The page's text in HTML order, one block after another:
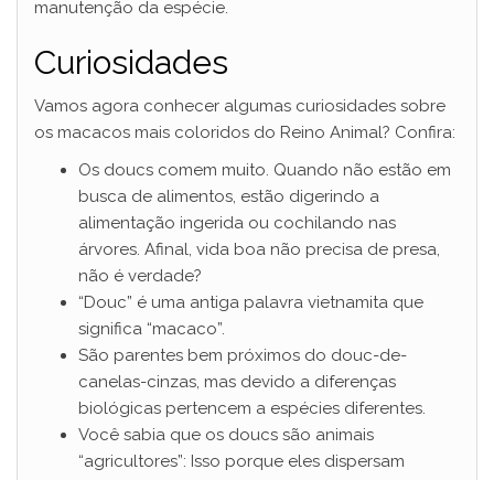
manutenção da espécie.
Curiosidades
Vamos agora conhecer algumas curiosidades sobre
os macacos mais coloridos do Reino Animal? Confira:
Os doucs comem muito. Quando não estão em
busca de alimentos, estão digerindo a
alimentação ingerida ou cochilando nas
árvores. Afinal, vida boa não precisa de presa,
não é verdade?
“Douc” é uma antiga palavra vietnamita que
significa “macaco”.
São parentes bem próximos do douc-de-
canelas-cinzas, mas devido a diferenças
biológicas pertencem a espécies diferentes.
Você sabia que os doucs são animais
“agricultores”: Isso porque eles dispersam